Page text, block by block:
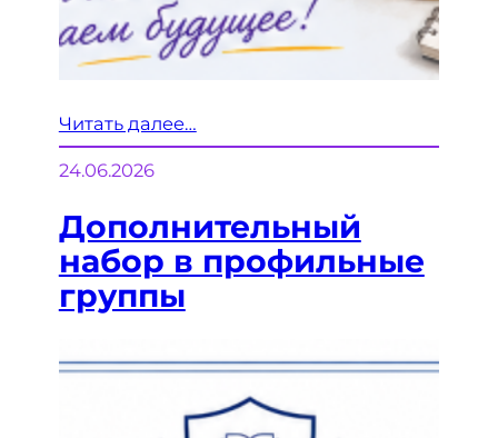
Читать далее…
24.06.2026
Дополнительный
набор в профильные
группы